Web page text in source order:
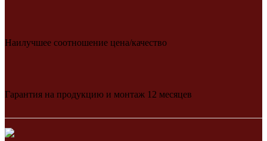
Наилучшее соотношение цена/качество
Гарантия на продукцию и монтаж 12 месяцев